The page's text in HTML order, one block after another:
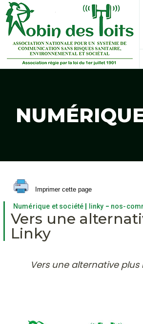
Imprimer cette page
Numérique et société | linky - nos-
Vers une
Linky
Vers une alternative